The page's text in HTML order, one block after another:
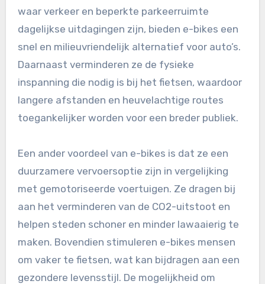
waar verkeer en beperkte parkeerruimte
dagelijkse uitdagingen zijn, bieden e-bikes een
snel en milieuvriendelijk alternatief voor auto’s.
Daarnaast verminderen ze de fysieke
inspanning die nodig is bij het fietsen, waardoor
langere afstanden en heuvelachtige routes
toegankelijker worden voor een breder publiek.
Een ander voordeel van e-bikes is dat ze een
duurzamere vervoersoptie zijn in vergelijking
met gemotoriseerde voertuigen. Ze dragen bij
aan het verminderen van de CO2-uitstoot en
helpen steden schoner en minder lawaaierig te
maken. Bovendien stimuleren e-bikes mensen
om vaker te fietsen, wat kan bijdragen aan een
gezondere levensstijl. De mogelijkheid om